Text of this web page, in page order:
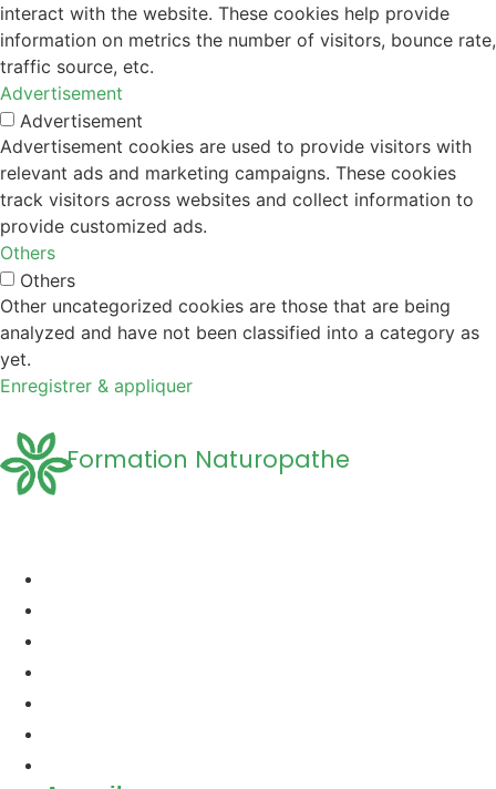
interact with the website. These cookies help provide
information on metrics the number of visitors, bounce rate,
traffic source, etc.
Advertisement
Advertisement
Advertisement cookies are used to provide visitors with
relevant ads and marketing campaigns. These cookies
track visitors across websites and collect information to
provide customized ads.
Others
Others
Other uncategorized cookies are those that are being
analyzed and have not been classified into a category as
yet.
Enregistrer & appliquer
Formation Naturopathe